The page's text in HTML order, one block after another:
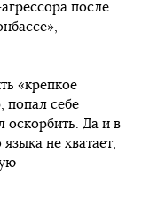
после
—
«крепкое
попал себе
оскорбить. Да и в
не хватает,